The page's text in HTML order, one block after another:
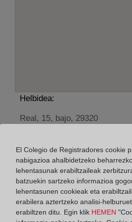
Helbidea:
Real, 15, bajo, 29320
De lunes a viernes de 09:00
Agosto: De lunes a viernes de
Los días 24 y 31 de
horas
El Colegio de Registradores cookie
nabigazioa ahalbidetzeko
lehentasunak erabiltzaileak
batzuekin sartzeko informazioa
lehentasunen cookieak eta
erabilera aztertzeko analisi-
erabiltzen ditu. Egin klik HEMEN